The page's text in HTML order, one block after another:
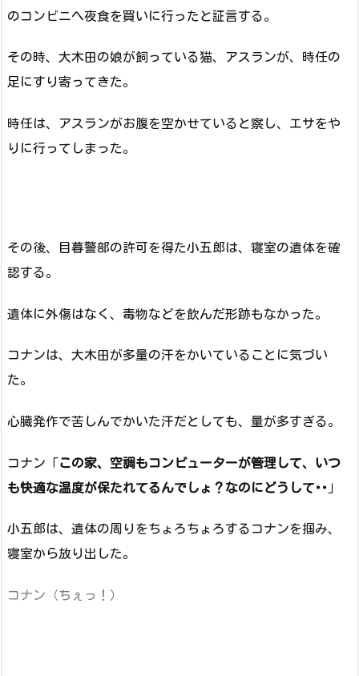
のコンビニへ夜食を買いに行ったと証言する。
その時、大木田の娘が飼っている猫、アスランが、時任の
足にすり寄ってきた。
時任は、アスランがお腹を空かせていると察し、エサをや
りに行ってしまった。
その後、目暮警部の許可を得た小五郎は、寝室の遺体を確
認する。
遺体に外傷はなく、毒物などを飲んだ形跡もなかった。
コナンは、大木田が多量の汗をかいていることに気づい
た。
心臓発作で苦しんでかいた汗だとしても、量が多すぎる。
コナン「この家、空調もコンピューターが管理して、いつ
も快適な温度が保たれてるんでしょ？なのにどうして･･ 」
小五郎は、遺体の周りをちょろちょろするコナンを掴み、
寝室から放り出した。
コナン（ちぇっ！）